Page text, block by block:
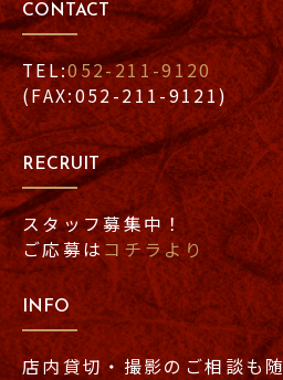
CONTACT
TEL:052-211-9120
(FAX:052-211-9121)
RECRUIT
スタッフ募集中！
ご応募はコチラより
INFO
店内貸切・撮影のご相談も